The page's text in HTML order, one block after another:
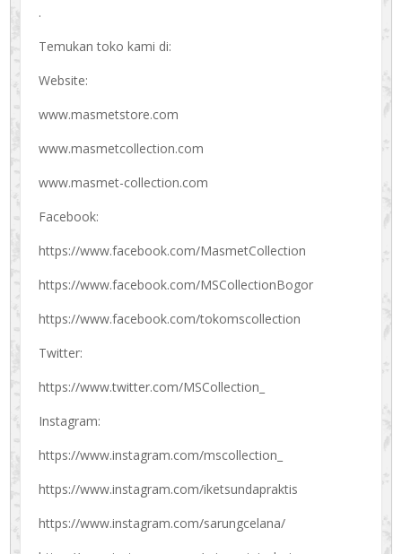
.
Temukan toko kami di:
Website:
www.masmetstore.com
www.masmetcollection.com
www.masmet-collection.com
Facebook:
https://www.facebook.com/MasmetCollection
https://www.facebook.com/MSCollectionBogor
https://www.facebook.com/tokomscollection
Twitter:
https://www.twitter.com/MSCollection_
Instagram:
https://www.instagram.com/mscollection_
https://www.instagram.com/iketsundapraktis
https://www.instagram.com/sarungcelana/